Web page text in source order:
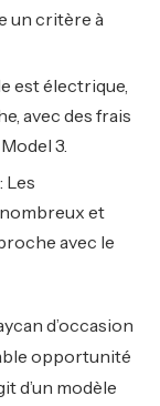
un critère à
est électrique,
avec des frais
3.
: Les
et
avec le
d’occasion
opportunité
d’un modèle